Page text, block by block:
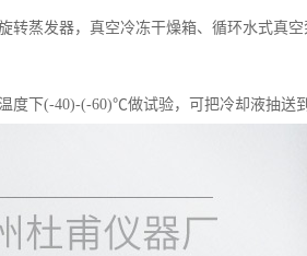
转蒸发器，真空冷冻干燥箱、循环水式真
度下(-40)-(-60)℃做试验，可把冷却液抽送